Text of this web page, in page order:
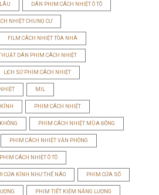
DÁN PHIM CÁCH NHIỆT Ô TÔ
NHIỆT CHUNG CƯ
FILM CÁCH NHIỆT TÒA NHÀ
DÁN PHIM CÁCH NHIỆT
LỊCH SỬ PHIM CÁCH NHIỆT
MIL
PHIM CÁCH NHIỆT
PHIM CÁCH NHIỆT MÙA ĐÔNG
PHIM CÁCH NHIỆT VĂN PHÒNG
PHIM CÁCH NHIỆT Ô TÔ
CỬA KÍNH NHƯ THẾ NÀO PHIM CỬA SỔ
PHIM TIẾT KIỆM NĂNG LƯỢNG